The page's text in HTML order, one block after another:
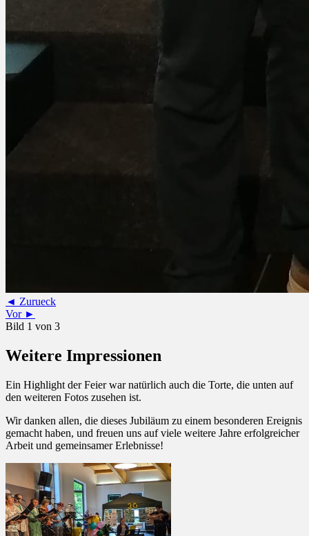
◄ Zurueck
Vor ►
Bild 1 von 3
Weitere Impressionen
Ein Highlight der Feier war natürlich auch die Torte, die unten auf
den weiteren Fotos zusehen ist.
Wir danken allen, die dieses Jubiläum zu einem besonderen Ereignis
gemacht haben, und freuen uns auf viele weitere Jahre erfolgreicher
Arbeit und gemeinsamer Erlebnisse!